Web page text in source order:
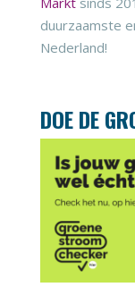
duurzaamste
Nederland!
DOE DE